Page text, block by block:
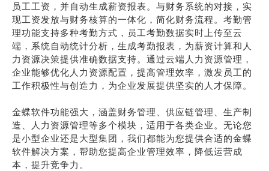
员工工资，并自动生成薪资报表。与财务系统的对接，实
现工资发放与财务核算的一体化，简化财务流程。考勤管
理功能支持多种考勤方式，员工考勤数据实时上传至云
端，系统自动统计分析，生成考勤报表，为薪资计算和人
力资源决策提供准确数据支持。通过云端人力资源管理，
企业能够优化人力资源配置，提高管理效率，激发员工的
工作积极性与创造力，为企业发展提供坚实的人才保障。
金蝶软件功能强大，涵盖财务管理、供应链管理、生产制
造、人力资源管理等多个模块，适用于各类企业。无论您
是小型企业还是大型集团，我们都能为您提供合适的金蝶
软件解决方案，帮助您提高企业管理效率，降低运营成
本，提升竞争力。